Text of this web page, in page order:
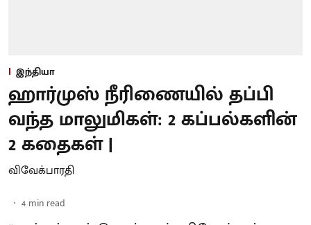
இந்தியா
ஹார்முஸ் நீரிணையில் தப்பி
வந்த மாலுமிகள்: 2 கப்பல்களின்
2 கதைகள் |
விவேக்பாரதி
4 min read